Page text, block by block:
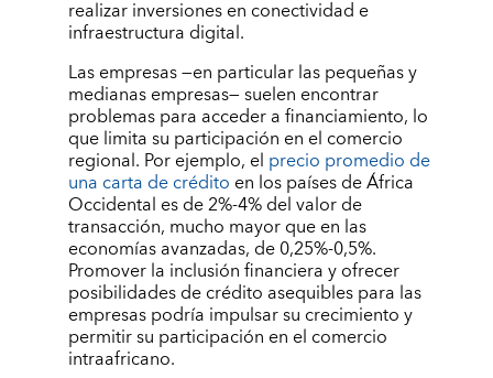
realizar inversiones en conectividad e
infraestructura digital.
Las empresas —en particular las pequeñas y
medianas empresas— suelen encontrar
problemas para acceder a financiamiento, lo
que limita su participación en el comercio
regional. Por ejemplo, el precio promedio de
una carta de crédito en los países de África
Occidental es de 2%-4% del valor de
transacción, mucho mayor que en las
economías avanzadas, de 0,25%-0,5%.
Promover la inclusión financiera y ofrecer
posibilidades de crédito asequibles para las
empresas podría impulsar su crecimiento y
permitir su participación en el comercio
intraafricano.